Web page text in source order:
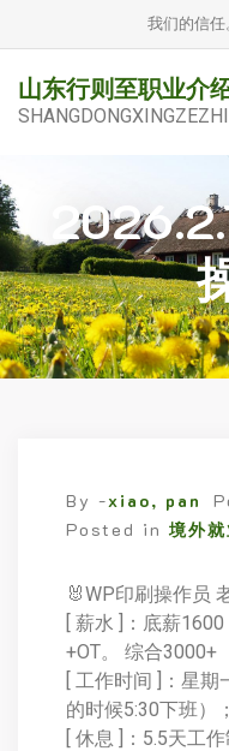
我们的信任
山东行则至职业介
SHANGDONGXINGZEZHI
By -xiao, pan
Posted in 境外就
🐰WP印刷操作员
[ 薪水 ]：底薪
+OT。 综合3000+
[ 工作时间 ]：星期
的时候5:30下班）
[ 休息 ]：5.5天工作